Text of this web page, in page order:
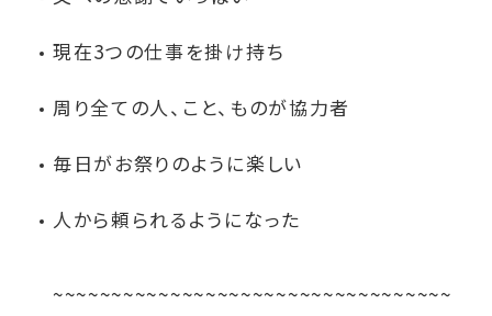
現在3つの仕事を掛け持ち
周り全ての人、こと、ものが協力者
毎日がお祭りのように楽しい
人から頼られるようになった
~~~~~~~~~~~~~~~~~~~~~~~~~~~~~~~~~~